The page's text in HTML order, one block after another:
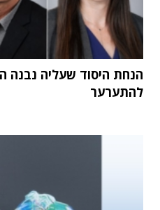
הנחת היסוד שעליה נבנה
להתערער